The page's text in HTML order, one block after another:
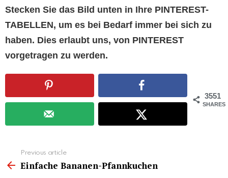
Stecken Sie das Bild unten in Ihre PINTEREST-
TABELLEN, um es bei Bedarf immer bei sich zu
haben. Dies erlaubt uns, von PINTEREST
vorgetragen zu werden.
3551
SHARES
more
Previous article
Einfache Bananen-Pfannkuchen